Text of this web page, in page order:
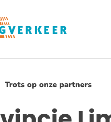
Trots op onze partners